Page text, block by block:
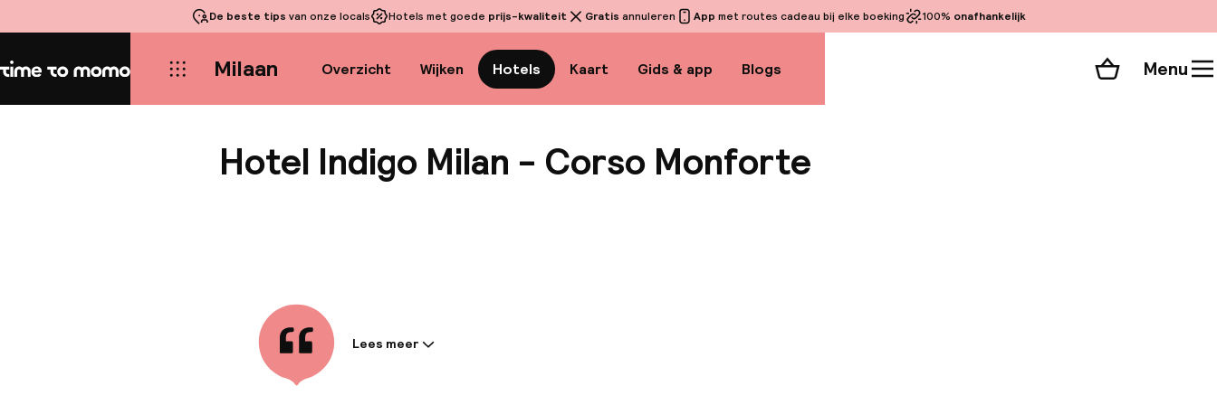
De beste tips van onze locals Hotels met goede prijs-kwaliteit Gratis annuleren App met routes cadeau bij elke boeking 100% onafhankelijk
Home Milaan Overzicht Wijken Hotels Kaart Gids & app Blogs Winkelmand
Menu
Hotel Indigo Milan - Corso Monforte
Informatie gedeeld door de accommodatie:
Lees meer